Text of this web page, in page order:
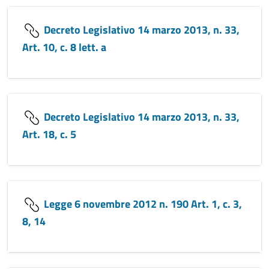
Decreto Legislativo 14 marzo 2013, n. 33,
Art. 10, c. 8 lett. a
Decreto Legislativo 14 marzo 2013, n. 33,
Art. 18, c. 5
Legge 6 novembre 2012 n. 190 Art. 1, c. 3,
8, 14